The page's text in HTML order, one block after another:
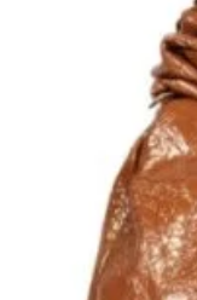
sac besace TARA
pour une touche
cuir de vachette de
tout en
Avec sa bandoulière
de garder vos
L'intérieur
et un porte-
En plus, sa
responsable.